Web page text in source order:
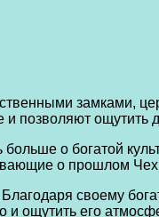
замками,
позволяют
о богатой
о прошлом
своему
и ощутить его